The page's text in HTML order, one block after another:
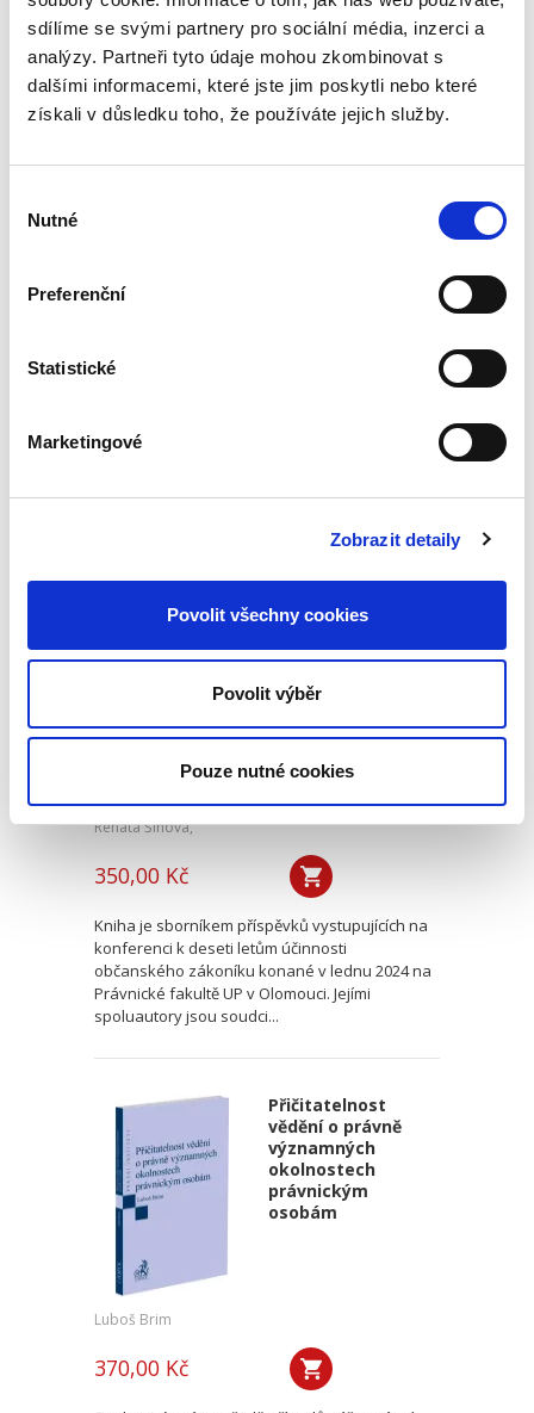
sdílíme se svými partnery pro sociální média, inzerci a
analýzy. Partneři tyto údaje mohou zkombinovat s
dalšími informacemi, které jste jim poskytli nebo které
získali v důsledku toho, že používáte jejich služby.
souhlasu
Nutné
Preferenční
Statistické
Marketingové
Zobrazit detaily
Povolit všechny cookies
Povolit výběr
Pouze nutné cookies
ryzí teorii, v knize čtenář nalezne srozumitelná
řešení...
Nepominutelný
vydědění
340,00 Kč
Nová monografie se věnuje problematice
nepominutelného dědice, jeho vydědění a
nového občanského zákoníku v roce 2014 stala
Deset let účinnosti
zákoníku
Renáta Šínová,
350,00 Kč
Kniha je sborníkem příspěvků vystupujících na
konferenci k deseti letům účinnosti
občanského zákoníku konané v lednu 2024 na
Právnické fakultě UP v Olomouci. Jejími
spoluautory jsou soudci...
Přičitatelnost
vědění o právně
významných
okolnostech
právnickým
osobám
Luboš Brim
370,00 Kč